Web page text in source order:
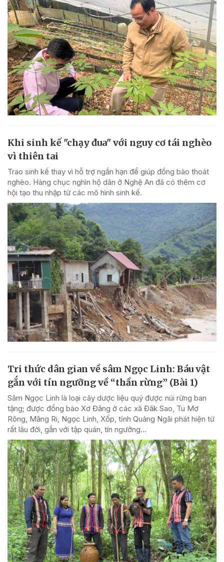
Khi sinh kế "chạy đua" với nguy cơ tái nghèo
vì thiên tai
Trao sinh kế thay vì hỗ trợ ngắn hạn để giúp đồng bào thoát
nghèo. Hàng chục nghìn hộ dân ở Nghệ An đã có thêm cơ
hội tạo thu nhập từ các mô hình sinh kế.
Tri thức dân gian về sâm Ngọc Linh: Báu vật
gắn với tín ngưỡng về “thần rừng” (Bài 1)
Sâm Ngọc Linh là loại cây dược liệu quý được núi rừng ban
tặng; được đồng bào Xơ Đăng ở các xã Đăk Sao, Tu Mơ
Rông, Măng Ri, Ngọc Linh, Xốp, tỉnh Quảng Ngãi phát hiện từ
rất lâu đời, gắn với tập quán, tín ngưỡng...